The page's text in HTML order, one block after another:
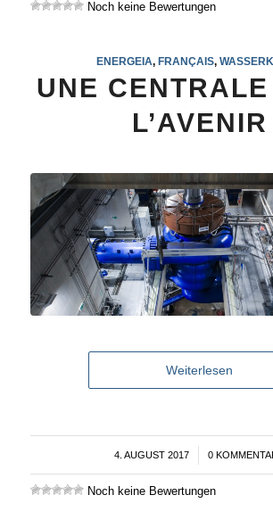
Noch keine Bewertungen
ENERGEIA, FRANÇAIS,
UNE
L’AVENIR
Weiterlesen
4. AUGUST 2017
/ 0
Noch keine Bewertungen